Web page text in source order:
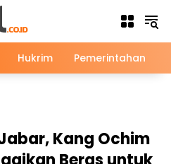
Hukrim Pemerintahan
Kang Ochim